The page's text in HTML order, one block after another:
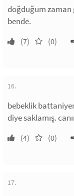
doğduğum zaman
bende.
(7) (0)
16.
bebeklik
diye saklamış.
(4) (0)
17.